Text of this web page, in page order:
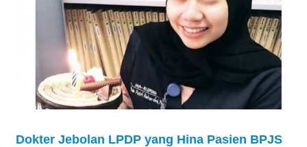
Dokter Jebolan LPDP yang Hina Pasien BPJS